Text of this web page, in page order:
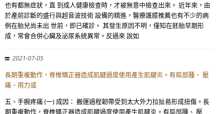
也有都無症狀，直 到成人健康檢查時，才被無意中檢查出來。 近年來，由
於產前診斷的盛行與超音波技術 設備的精進，醫療護膝推薦也有不少的病
例在胎兒尚未出 世前，即已確診。 其發生原因不明，僅知在胚胎早期形
成，常會合併心臟及泌尿系統異常。反過來 說如
2021-07-05
長期重複動作，脊椎矯正器造成肌腱過度使用產生肌腱炎。有局部腫、 壓
痛、用力或
五、手腕疼痛 (一) 成因： 搬運過程韌帶受到太大外力拉扯易形成扭傷。長
期重複動作，脊椎矯正器造成肌腱過度使用產生肌腱炎。有局部腫、 壓